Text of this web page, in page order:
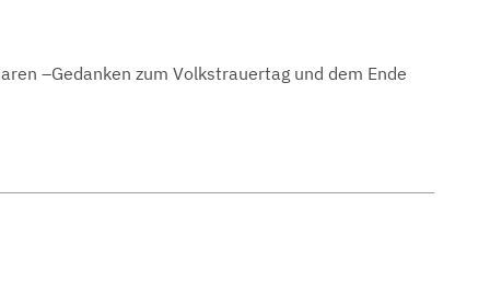
–Gedanken zum Volkstrauertag und dem Ende